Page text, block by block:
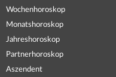
Wochenhoroskop
Monatshoroskop
Jahreshoroskop
Partnerhoroskop
Aszendent